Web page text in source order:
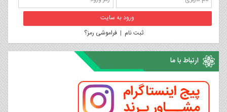
ثبت نام |فراموشی رمز؟
ارتباط با ما